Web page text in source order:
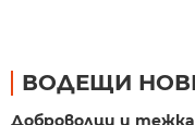
ВОДЕЩИ
Доброволци и